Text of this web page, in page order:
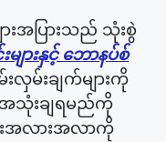
းအပြားသည် သုံးစွဲ
များနှင့် ဘောနပ်စ်
မ်းချက်များကို
သုံးချရမည်ကို
းအလားအလာကို